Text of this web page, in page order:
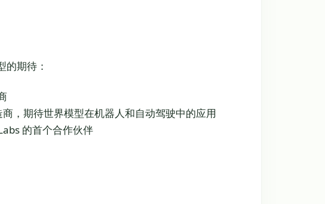
期待：
商，期待世界模型在机器人和自动驾驶中的应用
的首个合作伙伴